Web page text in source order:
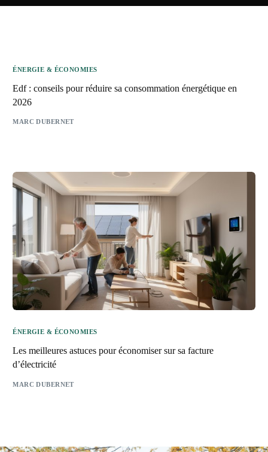
ÉNERGIE & ÉCONOMIES
Edf : conseils pour réduire sa consommation énergétique en
2026
MARC DUBERNET
ÉNERGIE & ÉCONOMIES
Les meilleures astuces pour économiser sur sa facture
d’électricité
MARC DUBERNET